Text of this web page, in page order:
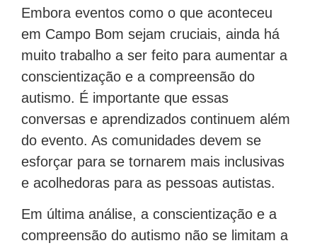
Embora eventos como o que aconteceu
em Campo Bom sejam cruciais, ainda há
muito trabalho a ser feito para aumentar a
conscientização e a compreensão do
autismo. É importante que essas
conversas e aprendizados continuem além
do evento. As comunidades devem se
esforçar para se tornarem mais inclusivas
e acolhedoras para as pessoas autistas.
Em última análise, a conscientização e a
compreensão do autismo não se limitam a